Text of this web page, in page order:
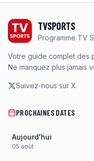
TVSPORTS
Programme TV
Votre guide complet des
Ne manquez plus jamais
Suivez-nous sur X
PROCHAINES DATES
Aujourd'hui
05 août